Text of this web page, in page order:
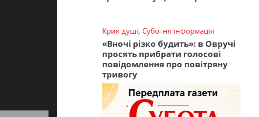
Крик душі, Суботня інформація
«Вночі різко будить»: в Овручі
просять прибрати голосові
повідомлення про повітряну
тривогу